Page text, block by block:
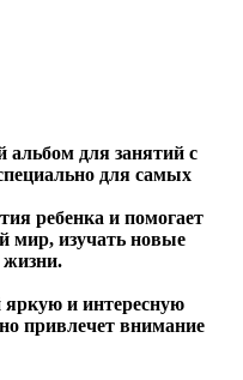
альбом для занятий с
для самых
ребенка и помогает
мир, изучать новые
жизни.
яркую и интересную
привлечет внимание